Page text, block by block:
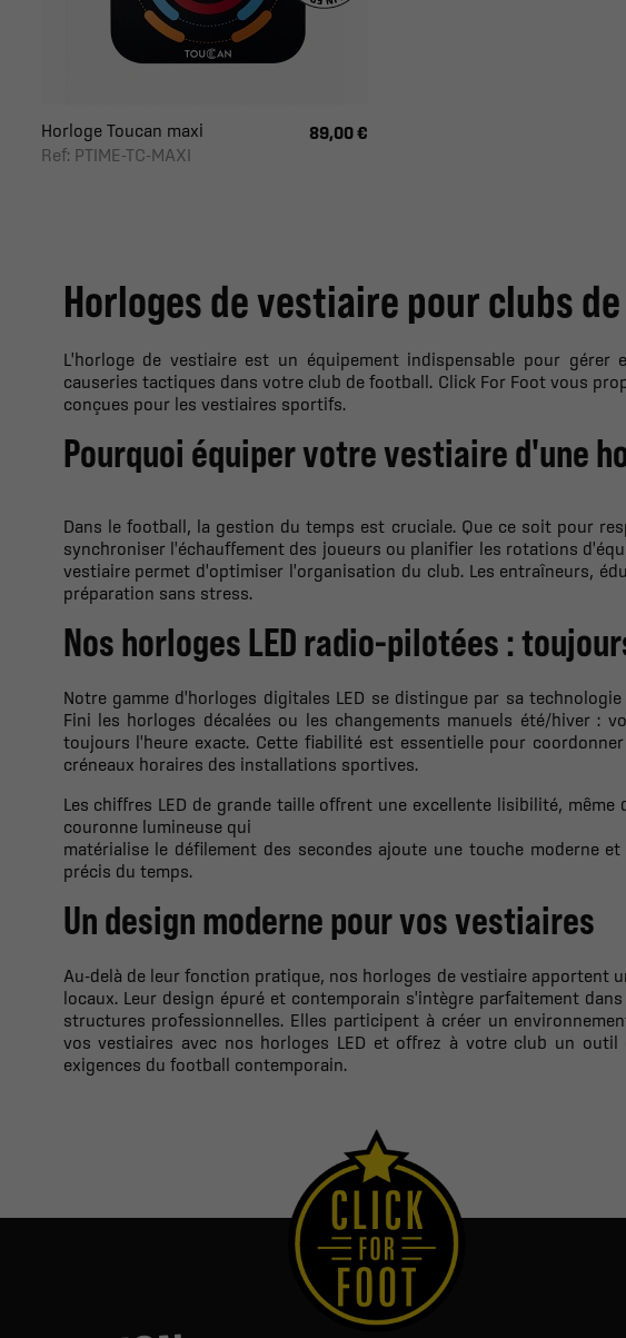
Horloge Toucan maxi
Ref: PTIME-TC-MAXI
89,00 €
Horloges de vestiaire pour clubs
L'horloge de vestiaire est un équipement indispensable pour
causeries tactiques dans votre club de football. Click For Foot vous
conçues pour les vestiaires sportifs.
Pourquoi équiper votre vestiaire d'une
Dans le football, la gestion du temps est cruciale. Que ce soit pour
synchroniser l'échauffement des joueurs ou planifier les rotations
vestiaire permet d'optimiser l'organisation du club. Les entraîneurs,
préparation sans stress.
Nos horloges LED radio-pilotées :
Notre gamme d'horloges digitales LED se distingue par sa
Fini les horloges décalées ou les changements manuels été/hiver :
toujours l'heure exacte. Cette fiabilité est essentielle pour
créneaux horaires des installations sportives.
Les chiffres LED de grande taille offrent une excellente lisibilité,
couronne lumineuse qui
matérialise le défilement des secondes ajoute une touche moderne
précis du temps.
Un design moderne pour vos vestiaires
Au-delà de leur fonction pratique, nos horloges de vestiaire apportent
locaux. Leur design épuré et contemporain s'intègre parfaitement
structures professionnelles. Elles participent à créer un
vos vestiaires avec nos horloges LED et offrez à votre club un
exigences du football contemporain.